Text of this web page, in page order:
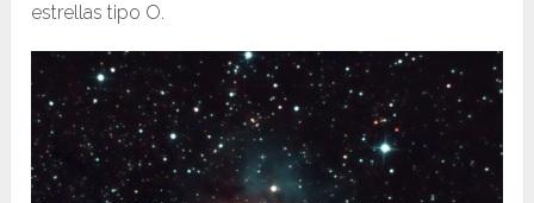
estrellas tipo O.